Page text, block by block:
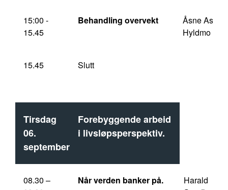
15:00 -
15.45
Behandling overvekt
Åsne Ask
Hyldmo
15.45 Slutt
Tirsdag
06.
september
Forebyggende arbeid
i livsløpsperspektiv.
08.30 –
Når verden banker på.
Harald